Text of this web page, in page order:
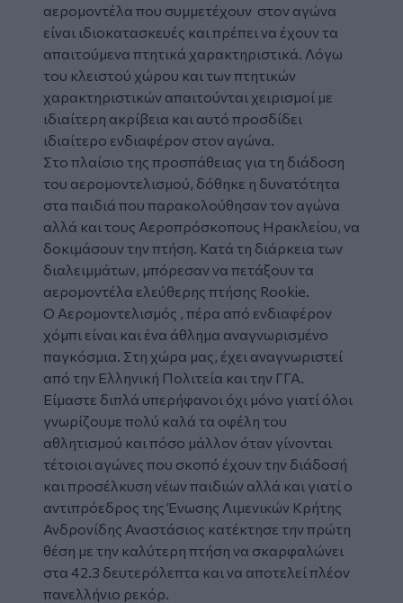
αερομοντέλα που συμμετέχουν στον αγώνα
είναι ιδιοκατασκευές και πρέπει να έχουν τα
απαιτούμενα πτητικά χαρακτηριστικά. Λόγω
του κλειστού χώρου και των πτητικών
χαρακτηριστικών απαιτούνται χειρισμοί με
ιδιαίτερη ακρίβεια και αυτό προσδίδει
ιδιαίτερο ενδιαφέρον στον αγώνα.
Στο πλαίσιο της προσπάθειας για τη διάδοση
του αερομοντελισμού, δόθηκε η δυνατότητα
στα παιδιά που παρακολούθησαν τον αγώνα
αλλά και τους Αεροπρόσκοπους Ηρακλείου, να
δοκιμάσουν την πτήση. Κατά τη διάρκεια των
διαλειμμάτων, μπόρεσαν να πετάξουν τα
αερομοντέλα ελεύθερης πτήσης Rookie.
Ο Αερομοντελισμός , πέρα από ενδιαφέρον
χόμπι είναι και ένα άθλημα αναγνωρισμένο
παγκόσμια. Στη χώρα μας, έχει αναγνωριστεί
από την Ελληνική Πολιτεία και την ΓΓΑ.
Είμαστε διπλά υπερήφανοι όχι μόνο γιατί όλοι
γνωρίζουμε πολύ καλά τα οφέλη του
αθλητισμού και πόσο μάλλον όταν γίνονται
τέτοιοι αγώνες που σκοπό έχουν την διάδοσή
και προσέλκυση νέων παιδιών αλλά και γιατί ο
αντιπρόεδρος της Ένωσης Λιμενικών Κρήτης
Ανδρονίδης Αναστάσιος κατέκτησε την πρώτη
θέση με την καλύτερη πτήση να σκαρφαλώνει
στα 42.3 δευτερόλεπτα και να αποτελεί πλέον
πανελλήνιο ρεκόρ.